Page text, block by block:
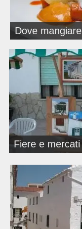
Dove mangiare
Fiere e mercati